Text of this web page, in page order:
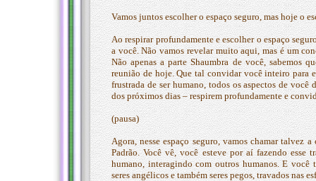
Vamos juntos escolher o espaço seguro, mas hoje o
Ao respirar profundamente e escolher o espaço
a você. Não vamos revelar muito aqui, mas é um
Não apenas a parte Shaumbra de você, sabemos
reunião de hoje. Que tal convidar você inteiro para
frustrada de ser humano, todos os aspectos de
dos próximos dias – respirem profundamente e
(pausa)
Agora, nesse espaço seguro, vamos chamar talvez
Padrão. Você vê, você esteve por aí fazendo esse
humano, interagindo com outros humanos. E você
seres angélicos e também seres pegos, travados nas